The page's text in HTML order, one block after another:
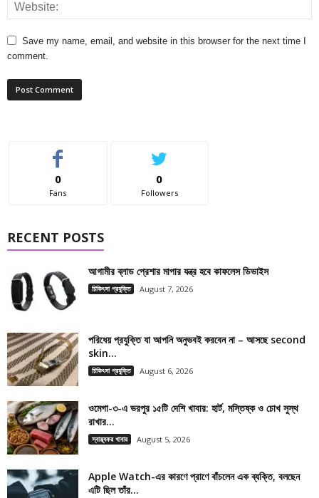
Save my name, email, and website in this browser for the next time I
comment.
0
Fans
0
Followers
RECENT POSTS
আগামীর ব্লাড প্রেশার মাপার যন্ত্র হবে কাফলেস ডিভাইস
চিকিৎসা প্রযুক্তি August 7, 2026
পরিধেয় প্রযুক্তি যা আপনি অনুভবই করবেন না – আসছে second
skin...
চিকিৎসা প্রযুক্তি August 6, 2026
ওমেগা-৩-এ ভরপুর ১৫টি দেশি খাবার: হার্ট, মস্তিষ্ক ও চোখ সুস্থ
রাখার...
স্বাস্থ্যকর খাবার August 5, 2026
Apple Watch-এর কারণে প্রাণে বাঁচলেন এক ব্যক্তি, বলছেন
এটি ছিল তাঁর...